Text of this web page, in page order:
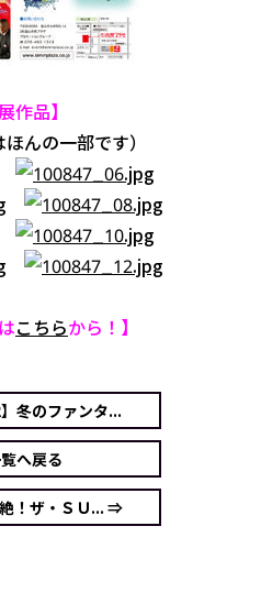
作品】
ほんの一部です）
こちらから！】
冬のファンタ...
へ戻る
！ザ・ＳＵ... ⇒